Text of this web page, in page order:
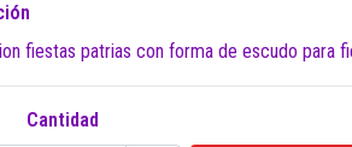
fiestas patrias con forma de escudo para
Cantidad